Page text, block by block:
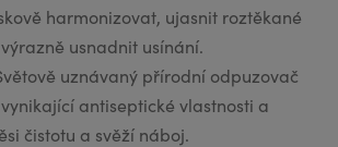
harmonizovat, ujasnit roztěkané
usnadnit usínání.
uznávaný přírodní odpuzovač
antiseptické vlastnosti a
čistotu a svěží náboj.